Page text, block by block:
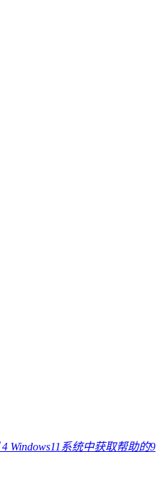
4 Windows11系统中获取帮助的9